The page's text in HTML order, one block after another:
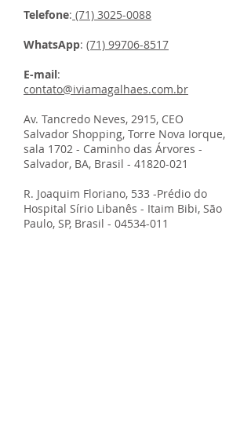
Telefone: (71) 3025-0088
WhatsApp: (71) 99706-8517
E-mail:
contato@iviamagalhaes.com.br
Av. Tancredo Neves, 2915, CEO
Salvador Shopping, Torre Nova Iorque,
sala 1702 - Caminho das Árvores -
Salvador, BA, Brasil - 41820-021
R. Joaquim Floriano, 533 -Prédio do
Hospital Sírio Libanês - Itaim Bibi, São
Paulo, SP, Brasil - 04534-011